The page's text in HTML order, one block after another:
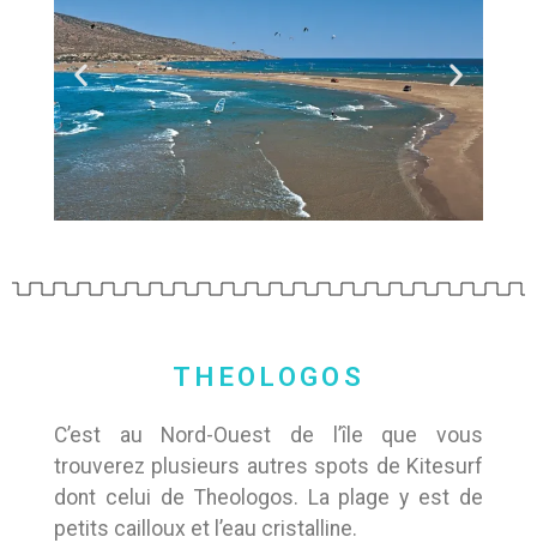
THEOLOGOS
C’est au Nord-Ouest de l’île que vous
trouverez plusieurs autres spots de Kitesurf
dont celui de Theologos. La plage y est de
petits cailloux et l’eau cristalline.